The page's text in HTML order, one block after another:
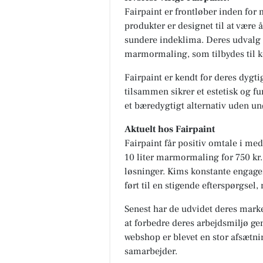
Fairpaint er frontløber inden for
produkter er designet til at være
sundere indeklima. Deres
marmormaling, som tilbydes til
Fairpaint er kendt for deres
tilsammen sikrer et estetisk og
et bæredygtigt alternativ uden
Aktuelt hos Fairpaint
Fairpaint får positiv omtale i
10 liter marmormaling for 750
løsninger. Kims konstante
ført til en stigende efterspørgsel,
Senest har de udvidet deres
at forbedre deres arbejdsmiljø
webshop er blevet en stor
samarbejder.